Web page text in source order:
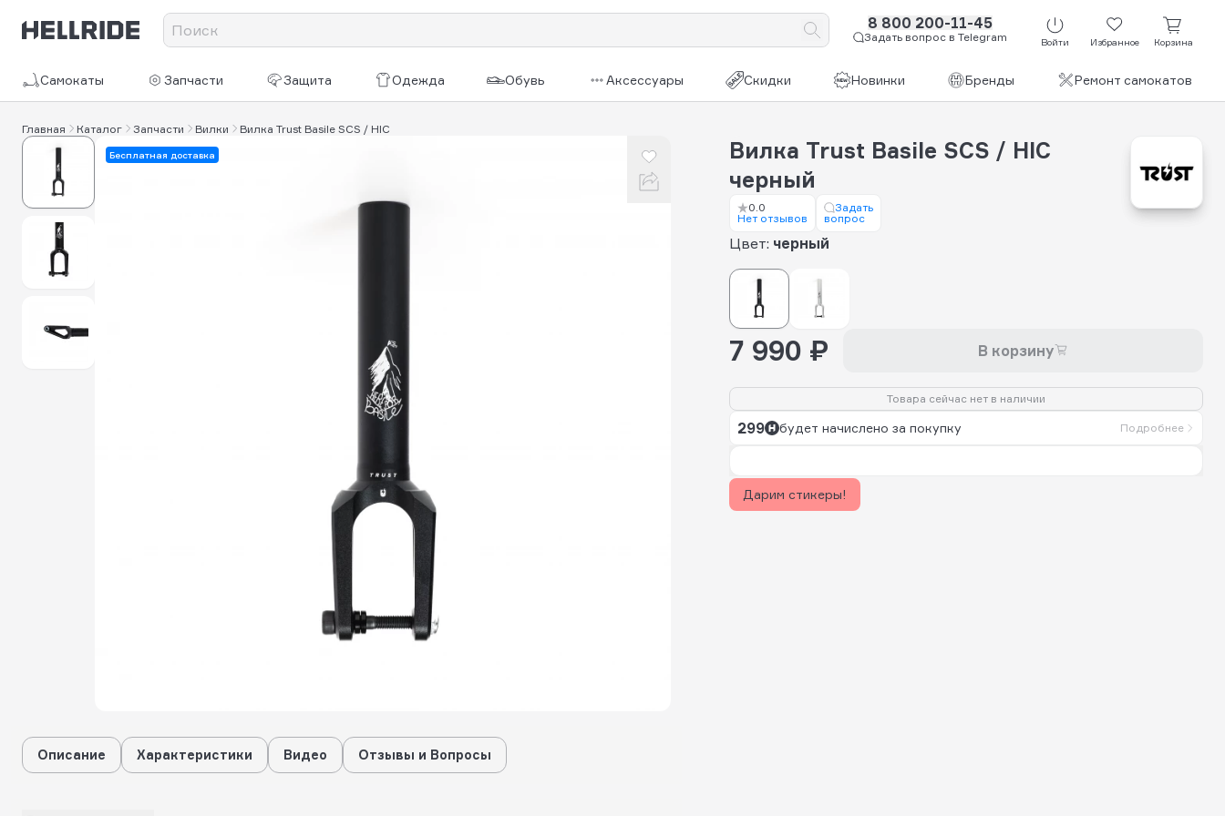
8 800 200-11-45
Задать вопрос в Telegram Войти Избранное Корзина
Самокаты Запчасти Защита Одежда Обувь Аксессуары Скидки Новинки Бренды Ремонт самокатов
Главная Каталог Запчасти Вилки Вилка Trust Basile SCS / HIC
Бесплатная доставка
Вилка Trust Basile SCS / HIC
черный
0.0
Нет отзывов
Задать
вопрос
Цвет: черный
7 990 ₽ В корзину
Товара сейчас нет в наличии
299 будет начислено за покупку Подробнее
Дарим стикеры!
Описание Характеристики Видео Отзывы и Вопросы